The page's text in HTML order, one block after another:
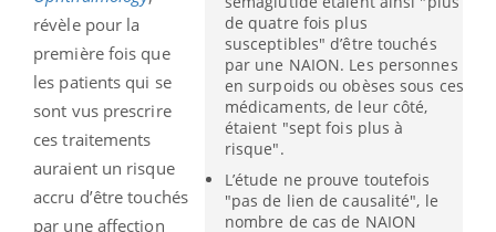
de quatre fois plus
susceptibles" d’être touchés
par une NAION. Les personnes
en surpoids ou obèses sous ces
médicaments, de leur côté,
étaient "sept fois plus à
risque".
L’étude ne prouve toutefois
"pas de lien de causalité", le
nombre de cas de NAION
révèle pour la
première fois que
les patients qui se
sont vus prescrire
ces traitements
auraient un risque
accru d’être touchés
par une affection